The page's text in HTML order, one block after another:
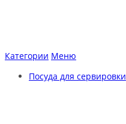
Категории Меню
Посуда для сервировки